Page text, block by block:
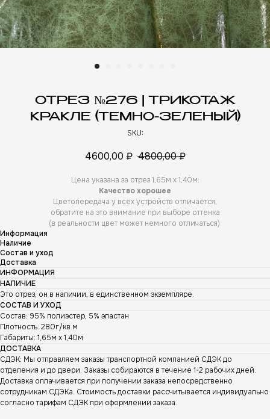
ОТРЕЗ №276 | ТРИКОТАЖ
КРАКЛЕ (ТЕМНО-ЗЕЛЕНЫЙ)
SKU:
4600,00 ₽ 4800,00₽
Цена указана за отрез 1,65м х 1,40м;
Качество хорошее
Цветопередача у всех устройств отличается,
обратите на это внимание при выборе оттенка
(в реальности цвет может немного отличаться).
Информация
Наличие
Состав и уход
Доставка
ИНФОРМАЦИЯ
НАЛИЧИЕ
Это отрез, он в наличии, в единственном экземпляре.
СОСТАВ И УХОД
Состав: 95% полиэстер, 5% эластан
Плотность: 280г/кв.м
Габариты: 1,65м х 1,40м
ДОСТАВКА
СДЭК: Мы отправляем заказы транспортной компанией СДЭК до
отделения и до двери. Заказы собираются в течение 1-2 рабочих дней.
Доставка оплачивается при получении заказа непосредственно
сотрудникам СДЭКа. Стоимость доставки рассчитывается индивидуально
согласно тарифам СДЭК при оформлении заказа.